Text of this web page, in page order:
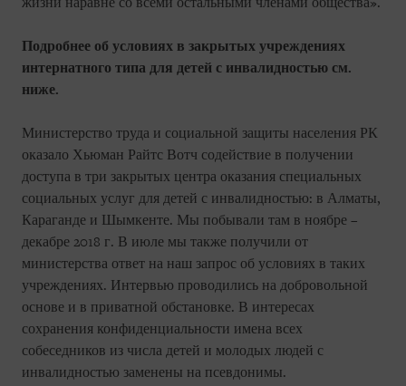
Подробнее об условиях в закрытых учреждениях
интернатного типа для детей с инвалидностью см.
ниже.
Министерство труда и социальной защиты населения РК
оказало Хьюман Райтс Вотч содействие в получении
доступа в три закрытых центра оказания специальных
социальных услуг для детей с инвалидностью: в Алматы,
Караганде и Шымкенте. Мы побывали там в ноябре –
декабре 2018 г. В июле мы также получили от
министерства ответ на наш запрос об условиях в таких
учреждениях. Интервью проводились на добровольной
основе и в приватной обстановке. В интересах
сохранения конфиденциальности имена всех
собеседников из числа детей и молодых людей с
инвалидностью заменены на псевдонимы.